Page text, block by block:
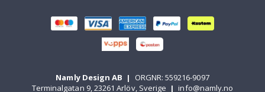
Namly Design AB |
ORGNR: 559216-9097
Terminalgatan 9, 23261 Arlöv, Sverige | info@namly.no